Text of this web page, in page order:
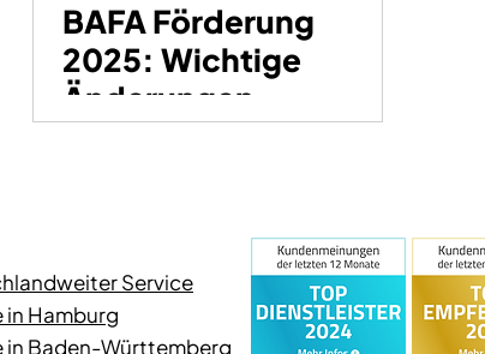
BAFA Förderung
2025: Wichtige
Änderungen
Service
in Hamburg
in Baden-Württemberg